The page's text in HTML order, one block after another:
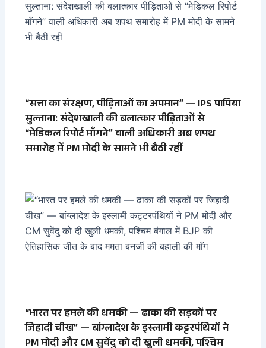
“सत्ता का संरक्षण, पीड़िताओं का अपमान” — IPS पापिया
सुल्ताना: संदेशखाली की बलात्कार पीड़िताओं से
“मेडिकल रिपोर्ट माँगने” वाली अधिकारी अब शपथ
समारोह में PM मोदी के सामने भी बैठी रहीं
“भारत पर हमले की धमकी — ढाका की सड़कों पर
जिहादी चीख” — बांग्लादेश के इस्लामी कट्टरपंथियों ने
PM मोदी और CM सुवेंदु को दी खुली धमकी, पश्चिम